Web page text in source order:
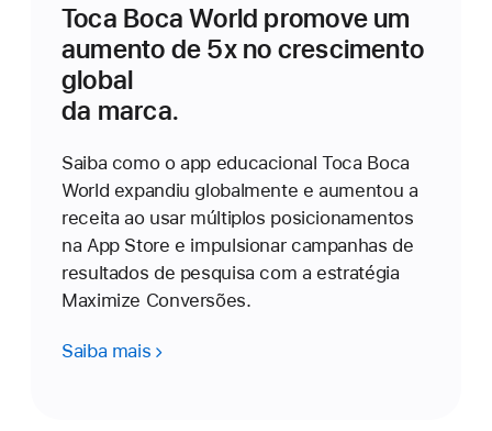
Toca Boca World promove um
aumento de 5x no crescimento
global
da marca.
Saiba como o app educacional Toca Boca
World expandiu globalmente e aumentou a
receita ao usar múltiplos posicionamentos
na App Store e impulsionar campanhas de
resultados de pesquisa com a estratégia
Maximize Conversões.
Saiba mais